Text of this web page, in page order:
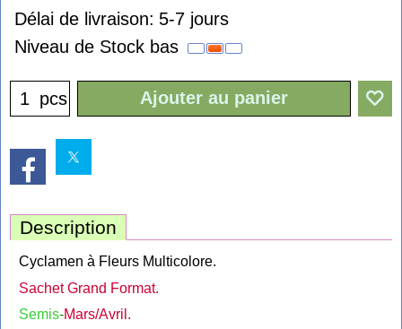
Tot. Livraison €1.60 / piece
Délai de livraison: 5-7 jours
Niveau de Stock bas
Description
Cyclamen à Fleurs Multicolore.
Sachet Grand Format.